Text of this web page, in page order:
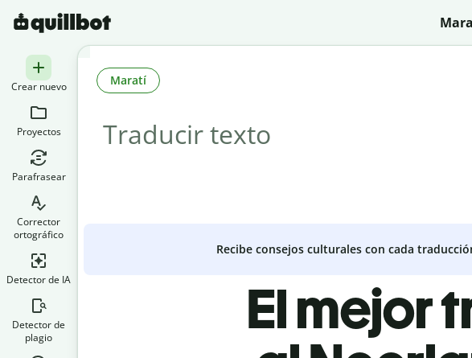
Crear nuevo
Proyectos
Parafrasear
Corrector
ortográfico
Detector de IA
Detector de
plagio
Maratí
Recibe consejos culturales con cada
El mejor